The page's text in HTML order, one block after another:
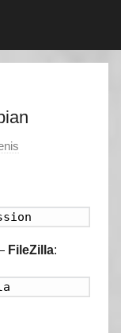
FileZilla: